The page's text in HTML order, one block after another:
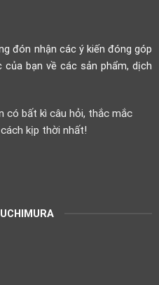
đón nhận các ý kiến đóng góp
bạn về các sản phẩm, dịch
có bất kì câu hỏi, thắc mắc
kịp thời nhất!